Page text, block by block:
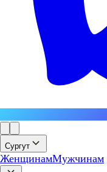
Сургут
ЖенщинамМужчинам